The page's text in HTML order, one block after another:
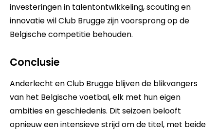
investeringen in talentontwikkeling, scouting en
innovatie wil Club Brugge zijn voorsprong op de
Belgische competitie behouden.
Conclusie
Anderlecht en Club Brugge blijven de blikvangers
van het Belgische voetbal, elk met hun eigen
ambities en geschiedenis. Dit seizoen belooft
opnieuw een intensieve strijd om de titel, met beide